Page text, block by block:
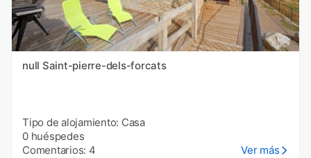
null Saint-pierre-dels-forcats
Tipo de alojamiento: Casa
0 huéspedes
Comentarios: 4
Ver más